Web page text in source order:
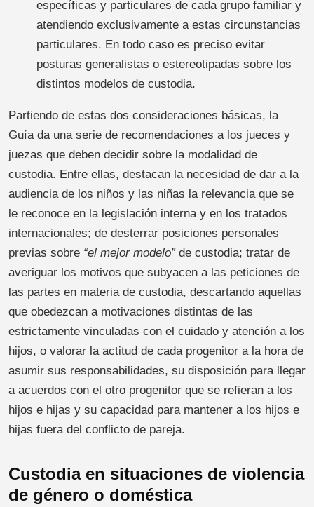
específicas y particulares de cada grupo familiar y
atendiendo exclusivamente a estas circunstancias
particulares. En todo caso es preciso evitar
posturas generalistas o estereotipadas sobre los
distintos modelos de custodia.
Partiendo de estas dos consideraciones básicas, la
Guía da una serie de recomendaciones a los jueces y
juezas que deben decidir sobre la modalidad de
custodia. Entre ellas, destacan la necesidad de dar a la
audiencia de los niños y las niñas la relevancia que se
le reconoce en la legislación interna y en los tratados
internacionales; de desterrar posiciones personales
previas sobre “el mejor modelo”de custodia; tratar de
averiguar los motivos que subyacen a las peticiones de
las partes en materia de custodia, descartando aquellas
que obedezcan a motivaciones distintas de las
estrictamente vinculadas con el cuidado y atención a los
hijos, o valorar la actitud de cada progenitor a la hora de
asumir sus responsabilidades, su disposición para llegar
a acuerdos con el otro progenitor que se refieran a los
hijos e hijas y su capacidad para mantener a los hijos e
hijas fuera del conflicto de pareja.
Custodia en situaciones de violencia
de género o doméstica